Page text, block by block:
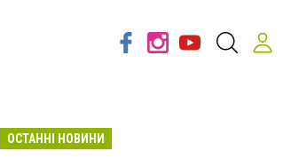
ОСТАННІ НОВИНИ